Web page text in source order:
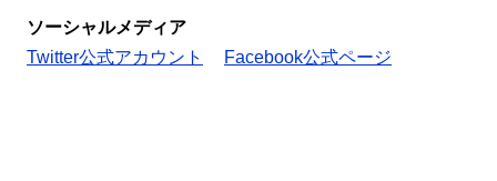
ソーシャルメディア
Twitter公式アカウント
Facebook公式ページ